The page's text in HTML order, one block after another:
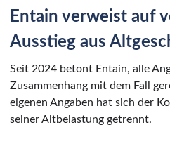
Entain verweist auf
Ausstieg aus
Seit 2024 betont Entain, alle
Zusammenhang mit dem Fall
eigenen Angaben hat sich der
seiner Altbelastung getrennt.